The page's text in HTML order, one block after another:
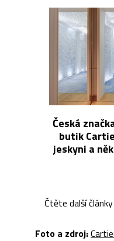
Česká
butik
jeskyni a
Čtěte další
Foto a zdroj: